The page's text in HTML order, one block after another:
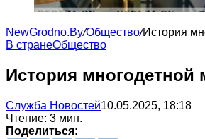
NewGrodno.By/Общество/История
В странеОбщество
История
Служба Новостей10.05.2025, 18:18
Чтение: 3 мин.
Поделиться: